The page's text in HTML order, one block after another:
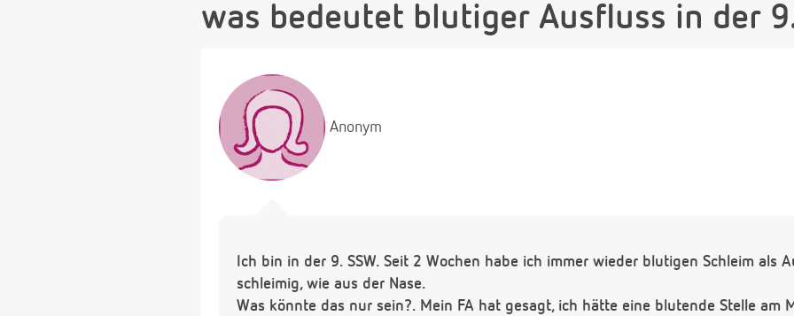
was bedeutet blutiger Ausfluss in der
Anonym
Ich bin in der 9. SSW. Seit 2 Wochen habe ich immer wieder blutigen Schleim als
schleimig, wie aus der Nase.
Was könnte das nur sein?. Mein FA hat gesagt, ich hätte eine blutende Stelle am